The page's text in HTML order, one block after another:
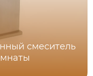
смеситель